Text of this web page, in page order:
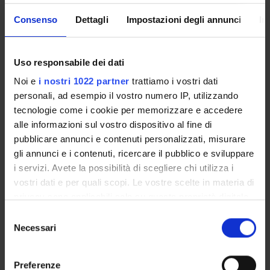
Consenso Dettagli Impostazioni degli annunci
Uso responsabile dei dati
Noi e i nostri 1022 partner trattiamo i vostri dati
personali, ad esempio il vostro numero IP, utilizzando
tecnologie come i cookie per memorizzare e accedere
alle informazioni sul vostro dispositivo al fine di
pubblicare annunci e contenuti personalizzati, misurare
gli annunci e i contenuti, ricercare il pubblico e sviluppare
i servizi. Avete la possibilità di scegliere chi utilizza i
vostri dati e per quali scopi. Le vostre scelte in materia di
modificare o revocare il proprio consenso in qualsiasi
momento dalla Dichiarazione sui cookie o facendo clic
Necessari
Preferenze
software to simulate the impact of public policies on individual
behavior.
A good knowledge of key microeconomics principles is
strongly recommended. On this subject students are invited
to follow the relevant bibliographic indications provided in the
Microeconomics course.
A basic knowldge of public economics is helpful (see the
reference material for useful textbooks)
Program
Main Subjects
- Taxation: impact on investment decisions and labor supply;
- Social security: impact on investment decisions and labor
- Public debt: macroeconomic effects, sustainability.